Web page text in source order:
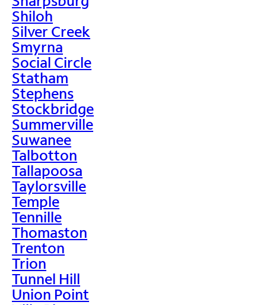
Shiloh
Silver Creek
Smyrna
Social Circle
Statham
Stephens
Stockbridge
Summerville
Suwanee
Talbotton
Tallapoosa
Taylorsville
Temple
Tennille
Thomaston
Trenton
Trion
Tunnel Hill
Union Point